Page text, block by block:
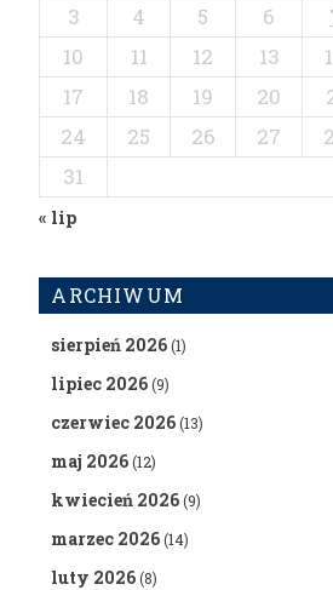
3
4 5 6
10
11 12 13
17
18 19 20
24
25 26 27
31
« lip
ARCHIWUM
sierpień 2026(1)
lipiec 2026(9)
czerwiec 2026(13)
maj 2026(12)
kwiecień 2026(9)
marzec 2026(14)
luty 2026(8)